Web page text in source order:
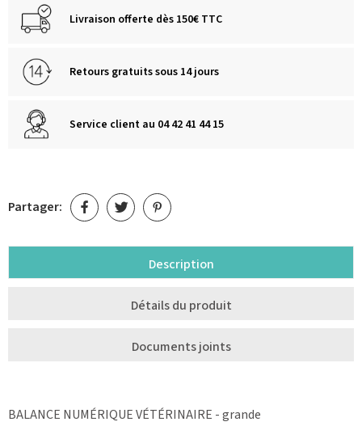
Livraison offerte dès 150€ TTC
Retours gratuits sous 14 jours
Service client au 04 42 41 44 15
Partager:
Description
Détails du produit
Documents joints
BALANCE NUMÉRIQUE VÉTÉRINAIRE - grande